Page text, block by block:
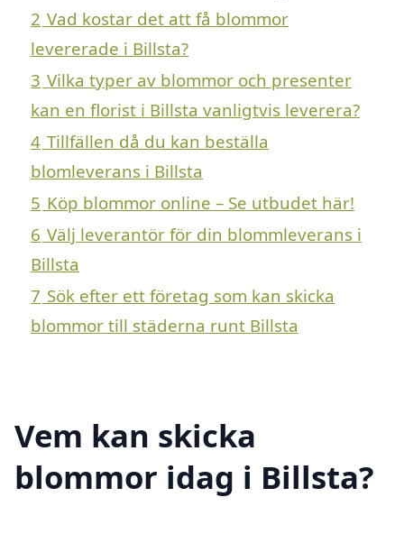
2 Vad kostar det att få blommor
levererade i Billsta?
3 Vilka typer av blommor och presenter
kan en florist i Billsta vanligtvis leverera?
4 Tillfällen då du kan beställa
blomleverans i Billsta
5 Köp blommor online – Se utbudet här!
6 Välj leverantör för din blommleverans i
Billsta
7 Sök efter ett företag som kan skicka
blommor till städerna runt Billsta
Vem kan skicka
blommor idag i Billsta?